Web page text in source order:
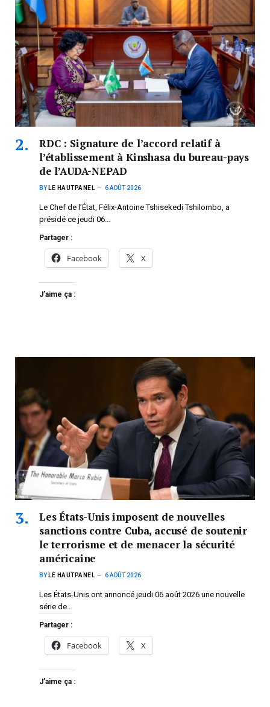
RDC : Signature de l’accord relatif à
l’établissement à Kinshasa du bureau-pays
de l’AUDA-NEPAD
BY LE HAUTPANEL 6 AOÛT 2026
Le Chef de l’État, Félix-Antoine Tshisekedi Tshilombo, a
présidé ce jeudi 06…
Partager :
Facebook X
J’aime ça :
Les États-Unis imposent de nouvelles
sanctions contre Cuba, accusé de soutenir
le terrorisme et de menacer la sécurité
américaine
BY LE HAUTPANEL 6 AOÛT 2026
Les États-Unis ont annoncé jeudi 06 août 2026 une nouvelle
série de…
Partager :
Facebook X
J’aime ça :